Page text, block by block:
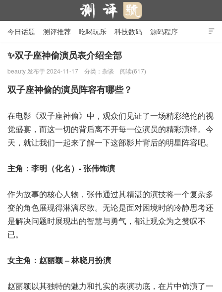

今日话题 测评推荐 吃喝玩乐 科技数码 源码程序
行业产品 在线投稿 隐私政策
✨双子座神偷演员表介绍全部
beauty 发布于 2024-11-17 分类： 杂谈 阅读(617)
双子座神偷的演员阵容有哪些？
在电影《双子座神偷》中，观众们见证了一场精彩绝伦的视
觉盛宴，而这一切的背后离不开每一位演员的精彩演绎。今
天，就让我们一起来了解一下这部影片背后的明星阵容吧。
主角：李明（化名）- 张伟饰演
作为故事的核心人物，张伟通过其精湛的演技将一个复杂多
变的角色展现得淋漓尽致。无论是面对困境时的冷静思考还
是解决问题时展现出的智慧与勇气，都让观众为之赞叹不
已。
女主角：赵丽颖 – 林晓月扮演
赵丽颖以其独特的魅力和扎实的表演功底，在片中饰演了一